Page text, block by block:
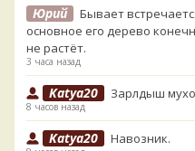
Юрий
Бывает
основное его дерево
не растёт.
3 часа назад
Katya20 Зарлдыш
8 часов назад
Katya20 Навозник.